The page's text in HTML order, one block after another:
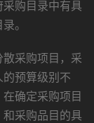
购目录中有具
。
采购项目，采
预算级别不
确定采购项目
采购品目的具